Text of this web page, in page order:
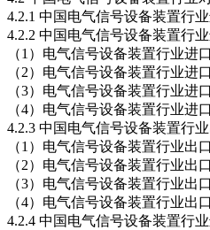
4.2.1 中国电气信号设备装置行
4.2.2 中国电气信号设备装置行
（1）电气信号设备装置行业进
（2）电气信号设备装置行业进
（3）电气信号设备装置行业进
（4）电气信号设备装置行业进
4.2.3 中国电气信号设备装置行
（1）电气信号设备装置行业出
（2）电气信号设备装置行业出
（3）电气信号设备装置行业出
（4）电气信号设备装置行业出
4.2.4 中国电气信号设备装置行